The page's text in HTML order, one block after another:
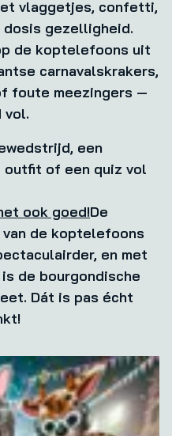
vlaggetjes, confetti,
dosis gezelligheid.
de koptelefoons uit
carnavalskrakers,
foute meezingers —
vol.
een
of een quiz vol
ook goed!De
de koptelefoons
en met
de bourgondische
Dát is pas écht